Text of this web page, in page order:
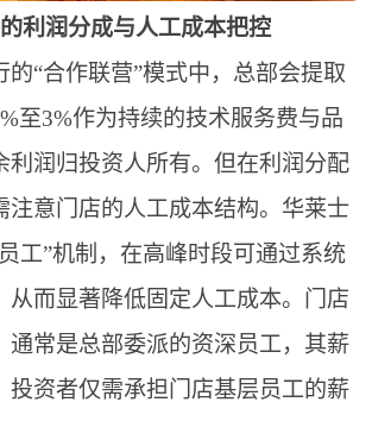
利润分成与人工成本把控
“合作联营”模式中，总部会提取
至3%作为持续的技术服务费与品
利润归投资人所有。但在利润分配
注意门店的人工成本结构。华莱士
工”机制，在高峰时段可通过系统
从而显著降低固定人工成本。门店
通常是总部委派的资深员工，其薪
投资者仅需承担门店基层员工的薪